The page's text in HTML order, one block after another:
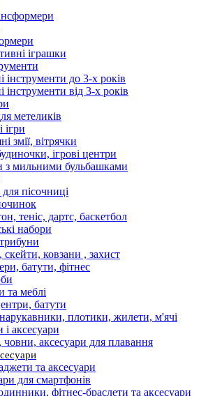
іграшки
інструменти до 3-х років
інструменти від 3-х років
метеликів
ігри
змії, вітрячки
ігрові центри
з мильними бульбашками
пісочниці
теніс, дартс, баскетбол
набори
ковзани , захист
батути, фітнес
та меблі
батути
плотики, жилети, м'ячі
і аксесуари
аксесуари для плавання
та аксесуари
для смартфонів
фітнес-браслети та аксесуари